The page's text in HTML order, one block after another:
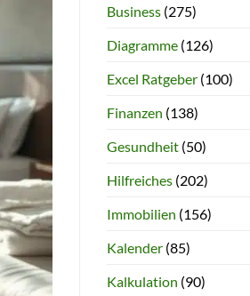
Business(275)
Diagramme(126)
Excel Ratgeber(100)
Finanzen (138)
Gesundheit(50)
Hilfreiches(202)
Immobilien (156)
Kalender(85)
Kalkulation (90)